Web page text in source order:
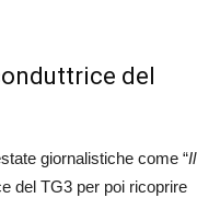
del
giornalistiche come “Il
del TG3 per poi ricoprire